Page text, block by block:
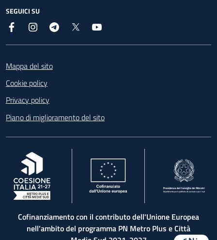
SEGUICI SU
Facebook InstagramTelegram
Mappa del sito
Cookie policy
Privacy policy
Piano di miglioramento del sito
, apre in una nuova scheda
Cofinanziamento con il contributo dell'Unione Europea
nell'ambito del programma PN Metro Plus e Città